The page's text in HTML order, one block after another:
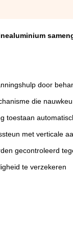
door
die
toestaan
met verticale
gecontroleerd
te verzekeren